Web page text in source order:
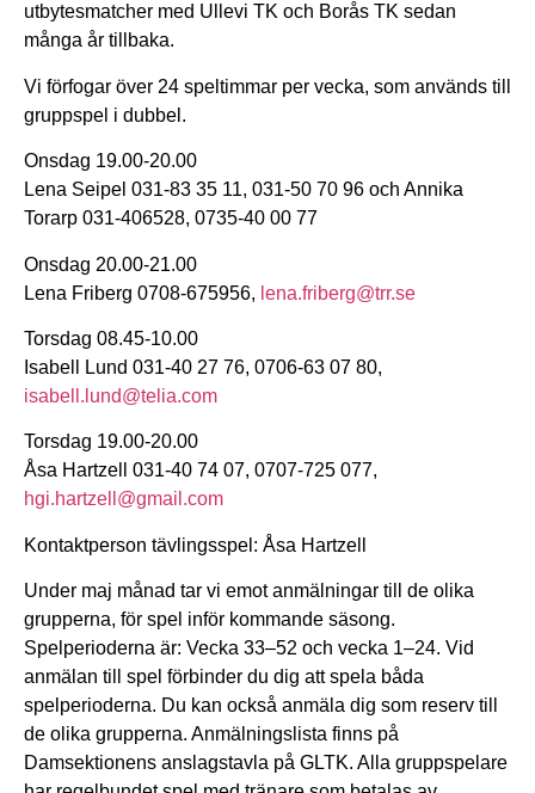
utbytesmatcher med Ullevi TK och Borås TK sedan
många år tillbaka.
Vi förfogar över 24 speltimmar per vecka, som används till
gruppspel i dubbel.
Onsdag 19.00-20.00
Lena Seipel 031-83 35 11, 031-50 70 96 och Annika
Torarp 031-406528, 0735-40 00 77
Onsdag 20.00-21.00
Lena Friberg 0708-675956, lena.friberg@trr.se
Torsdag 08.45-10.00
Isabell Lund 031-40 27 76, 0706-63 07 80,
isabell.lund@telia.com
Torsdag 19.00-20.00
Åsa Hartzell 031-40 74 07, 0707-725 077,
hgi.hartzell@gmail.com
Kontaktperson tävlingsspel: Åsa Hartzell
Under maj månad tar vi emot anmälningar till de olika
grupperna, för spel inför kommande säsong.
Spelperioderna är: Vecka 33–52 och vecka 1–24. Vid
anmälan till spel förbinder du dig att spela båda
spelperioderna. Du kan också anmäla dig som reserv till
de olika grupperna. Anmälningslista finns på
Damsektionens anslagstavla på GLTK. Alla gruppspelare